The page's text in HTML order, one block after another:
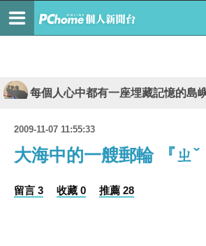
每個人心中都有一座埋藏記憶的島
2009-11-07 11:55:33
大海中的一艘郵輪 『ㄓˇ
留言 3 收藏 0 推薦 28